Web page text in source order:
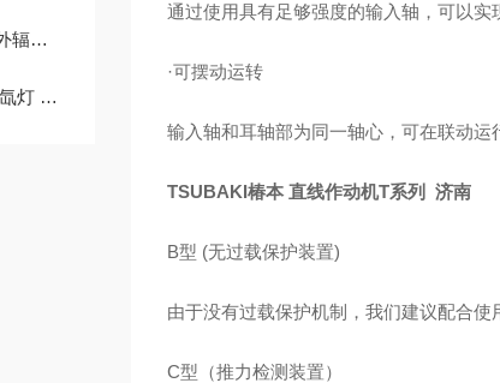
CAB
供应
通过使用具有足够强度的输入轴，可以实
·可摆动运转
输入轴和耳轴部为同一轴心，可在联动运
TSUBAKI椿本 直线作动机T系列 济南
B型 (无过载保护装置)
由于没有过载保护机制，我们建议配合
C型（推力检测装置）